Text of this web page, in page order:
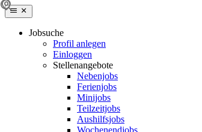
Jobsuche
Profil anlegen
Einloggen
Stellenangebote
Nebenjobs
Ferienjobs
Minijobs
Teilzeitjobs
Aushilfsjobs
Wochenendjobs